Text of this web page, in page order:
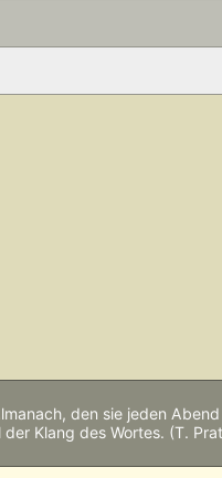
den sie jeden
Klang des Wortes. (T.